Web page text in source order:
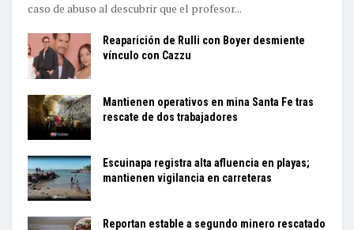
caso de abuso al descubrir que el profesor...
Reaparición de Rulli con Boyer desmiente
vínculo con Cazzu
Mantienen operativos en mina Santa Fe tras
rescate de dos trabajadores
Escuinapa registra alta afluencia en playas;
mantienen vigilancia en carreteras
Reportan estable a segundo minero rescatado